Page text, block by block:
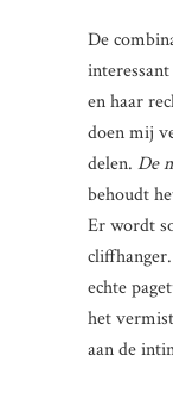
De
en haar
doen mij
delen. De
behoudt
Er wordt
echte
het
aan de